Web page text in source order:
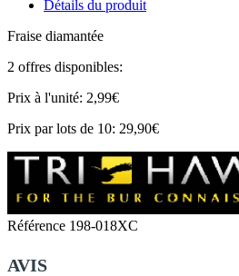
Détails du produit
Fraise diamantée
2 offres disponibles:
Prix à l'unité: 2,99€
Prix par lots de 10: 29,90€
Référence 198-018XC
AVIS